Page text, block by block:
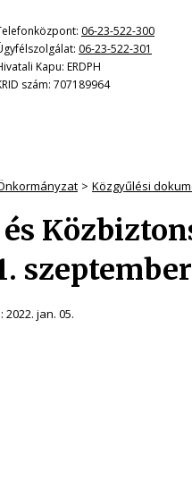
06-23-522-300
06-23-522-301
Kapu: ERDPH
szám: 707189964
Közgyűlési
és
2022. jan. 05.